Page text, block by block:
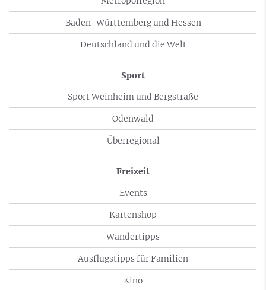
Baden-Württemberg und Hessen
Deutschland und die Welt
Sport
Sport Weinheim und Bergstraße
Odenwald
Überregional
Freizeit
Events
Kartenshop
Wandertipps
Ausflugstipps für Familien
Kino